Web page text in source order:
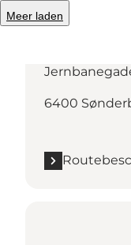
Meer laden
6400